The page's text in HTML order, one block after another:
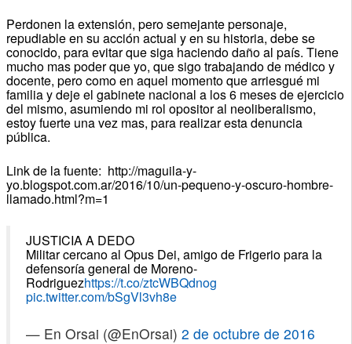
Perdonen la extensión, pero semejante personaje,
repudiable en su acción actual y en su historia, debe se
conocido, para evitar que siga haciendo daño al país. Tiene
mucho mas poder que yo, que sigo trabajando de médico y
docente, pero como en aquel momento que arriesgué mi
familia y deje el gabinete nacional a los 6 meses de ejercicio
del mismo, asumiendo mi rol opositor al neoliberalismo,
estoy fuerte una vez mas, para realizar esta denuncia
pública.
Link de la fuente: http://maguila-y-
yo.blogspot.com.ar/2016/10/un-pequeno-y-oscuro-hombre-
llamado.html?m=1
JUSTICIA A DEDO
Militar cercano al Opus Dei, amigo de Frigerio para la
defensoría general de Moreno-
Rodriguezhttps://t.co/ztcWBQdnog
pic.twitter.com/bSgVl3vh8e
— En Orsai (@EnOrsai) 2 de octubre de 2016